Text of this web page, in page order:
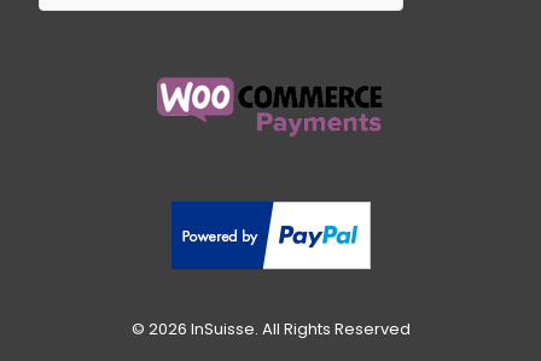
© 2026 InSuisse. All Rights Reserved